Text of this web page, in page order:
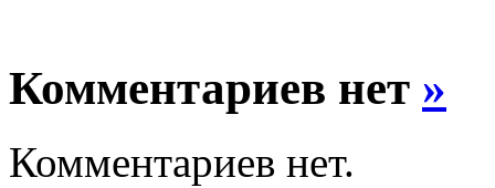
Комментариев нет »
Комментариев нет.